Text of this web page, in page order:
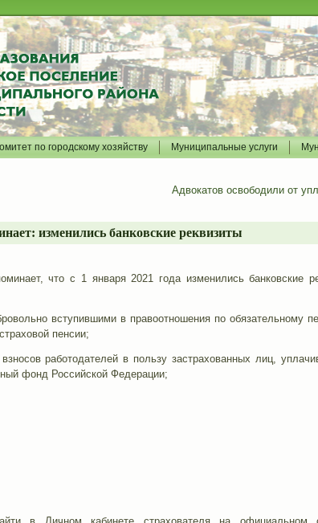
по городскому хозяйству Муниципальные услуги
Адвокатов освободили от
изменились банковские реквизиты
что с 1 января 2021 года изменились банковские
вступившими в правоотношения по обязательному
пенсии;
работодателей в пользу застрахованных лиц,
фонд Российской Федерации;